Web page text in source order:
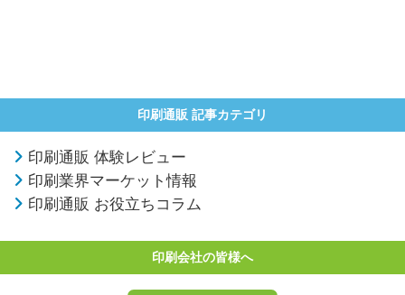
印刷通販 記事カテゴリ
印刷通販 体験レビュー
印刷業界マーケット情報
印刷通販 お役立ちコラム
印刷会社の皆様へ